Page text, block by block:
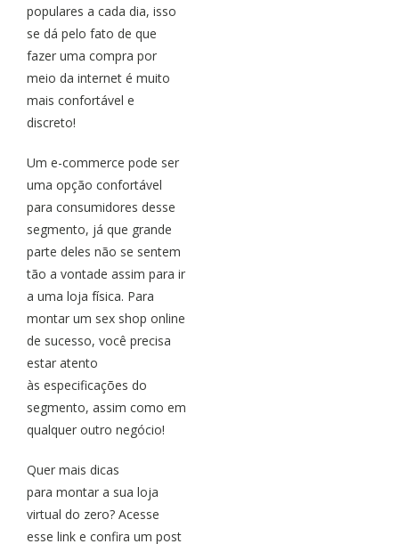
populares a cada dia, isso
se dá pelo fato de que
fazer uma compra por
meio da internet é muito
mais confortável e
discreto!
Um e-commerce pode ser
uma opção confortável
para consumidores desse
segmento, já que grande
parte deles não se sentem
tão a vontade assim para ir
a uma loja física. Para
montar um sex shop online
de sucesso, você precisa
estar atento
às especificações do
segmento, assim como em
qualquer outro negócio!
Quer mais dicas
para montar a sua loja
virtual do zero? Acesse
esse link e confira um post